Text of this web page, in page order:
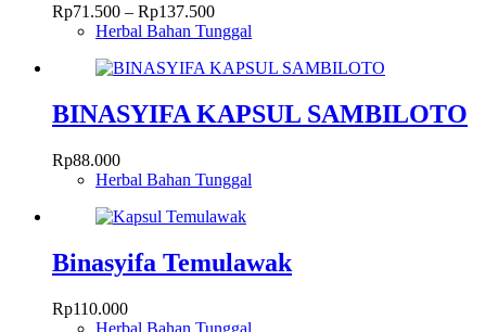
Rp71.500 – Rp137.500Rentang
harga:
hingga
Herbal Bahan Tunggal
beberapa
varian.
ini
dapat
diambil
produk
BINASYIFA KAPSUL SAMBILOTO
Rp88.000
Herbal Bahan Tunggal
Binasyifa Temulawak
Rp110.000
Herbal Bahan Tunggal